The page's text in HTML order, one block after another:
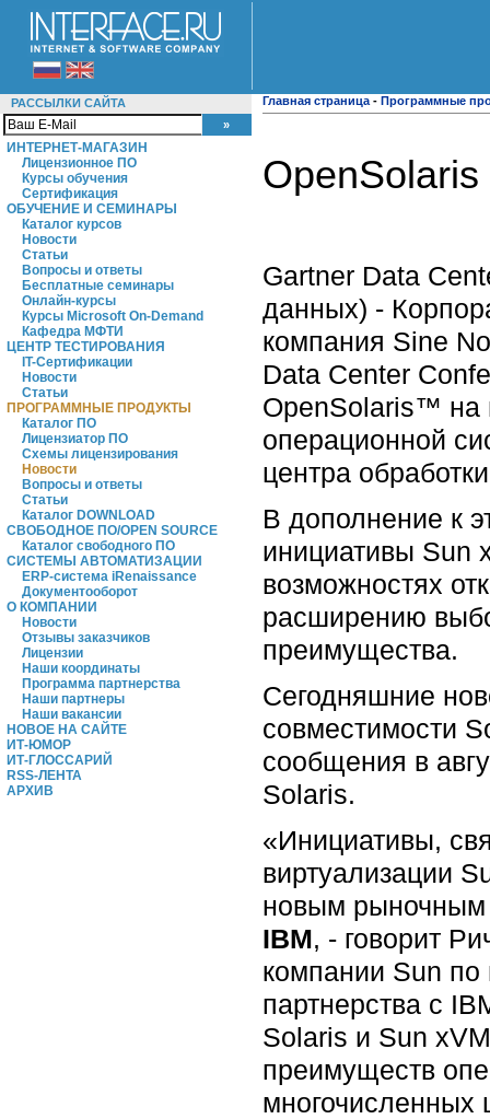
РАССЫЛКИ САЙТА
ИНТЕРНЕТ-МАГАЗИН
Лицензионное ПО
Курсы обучения
Сертификация
ОБУЧЕНИЕ И СЕМИНАРЫ
Каталог курсов
Новости
Статьи
Вопросы и ответы
Бесплатные семинары
Онлайн-курсы
Курсы Microsoft On-Demand
Кафедра МФТИ
ЦЕНТР ТЕСТИРОВАНИЯ
IT-Сертификации
Новости
Статьи
ПРОГРАММНЫЕ ПРОДУКТЫ
Каталог ПО
Лицензиатор ПО
Схемы лицензирования
Новости
Вопросы и ответы
Статьи
Каталог DOWNLOAD
СВОБОДНОЕ ПО/OPEN SOURCE
Каталог свободного ПО
СИСТЕМЫ АВТОМАТИЗАЦИИ
ERP-система iRenaissance
Документооборот
О КОМПАНИИ
Новости
Отзывы заказчиков
Лицензии
Наши координаты
Программа партнерства
Наши партнеры
Наши вакансии
НОВОЕ НА САЙТЕ
ИТ-ЮМОР
ИТ-ГЛОССАРИЙ
RSS-ЛЕНТА
АРХИВ
Главная страница - Программные
Gartner Data
данных) -
компания Sine
Data Center
OpenSolaris™
операционной
центра
В дополнение к
инициативы Sun
возможностях
расширению
преимущества.
Сегодняшние
совместимости
сообщения в
Solaris.
«Инициативы,
виртуализации
новым рыночным
IBM, - говорит
компании Sun
партнерства с
Solaris и Sun
преимуществ
многочисленных